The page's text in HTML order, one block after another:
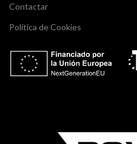
Contactar
Política de Cookies